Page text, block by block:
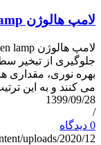
لامپ هالوژن Halogen lamp
جلوگیری از تبخیر
بهره نوری، مقداری
می کنند و به این
1399/09/28
/
0 دیدگاه